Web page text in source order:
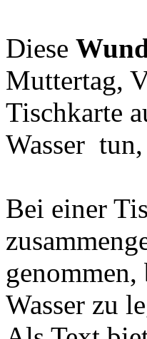
Diese
Muttertag,
Tischkarte
Wasser
Bei einer
Wasser zu